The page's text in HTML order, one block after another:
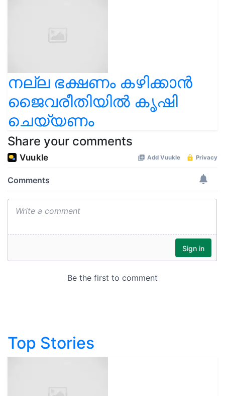
നല്ല ഭക്ഷണം കഴിക്കാൻ
ജൈവരീതിയിൽ കൃഷി
ചെയ്യണം
Share your comments
Top Stories